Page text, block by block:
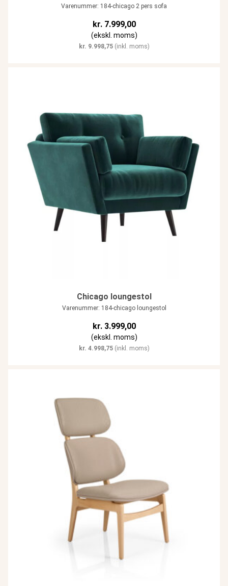
Varenummer: 184-chicago 2 pers sofa
kr.7.999,00
(ekskl. moms)
kr. 9.998,75(inkl. moms)
Chicago loungestol
Varenummer: 184-chicago loungestol
kr.3.999,00
(ekskl. moms)
kr. 4.998,75(inkl. moms)